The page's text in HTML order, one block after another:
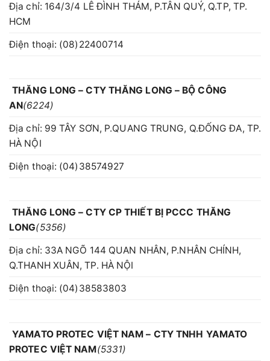
Địa chỉ: 164/3/4 LÊ ĐÌNH THÁM, P.TÂN QUÝ, Q.TP, TP.
HCM
Điện thoại: (08)22400714
THĂNG LONG – CTY THĂNG LONG – BỘ CÔNG
AN(6224)
Địa chỉ: 99 TÂY SƠN, P.QUANG TRUNG, Q.ĐỐNG ĐA, TP.
HÀ NỘI
Điện thoại: (04)38574927
THĂNG LONG – CTY CP THIẾT BỊ PCCC THĂNG
LONG(5356)
Địa chỉ: 33A NGÕ 144 QUAN NHÂN, P.NHÂN CHÍNH,
Q.THANH XUÂN, TP. HÀ NỘI
Điện thoại: (04)38583803
YAMATO PROTEC VIỆT NAM – CTY TNHH YAMATO
PROTEC VIỆT NAM(5331)